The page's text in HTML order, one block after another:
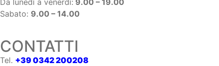
Da lunedì a venerdì: 9.00 – 19.00
Sabato: 9.00 – 14.00
CONTATTI
Tel. +39 0342 200208